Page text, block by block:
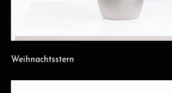
Weihnachtsstern